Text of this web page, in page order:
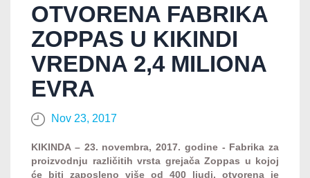
OTVORENA FABRIKA
ZOPPAS U KIKINDI
VREDNA 2,4 MILIONA
EVRA
Nov 23, 2017
KIKINDA – 23. novembra, 2017. godine - Fabrika za
proizvodnju različitih vrsta grejača Zoppas u kojoj
će biti zaposleno više od 400 ljudi, otvorena je